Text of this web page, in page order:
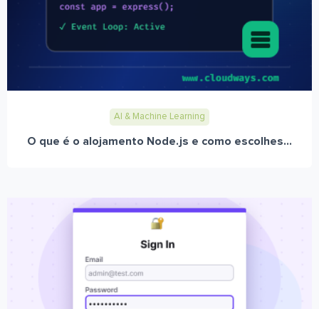
AI & Machine Learning
O que é o alojamento Node.js e como escolhes...